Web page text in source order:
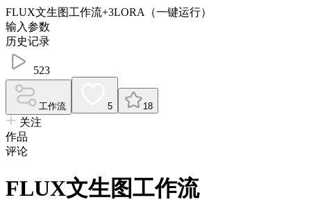
FLUX文生图工作流+3LORA（一键运行）
输入参数
历史记录
523
工作流 5 18
关注
作品
评论
FLUX文生图工作流